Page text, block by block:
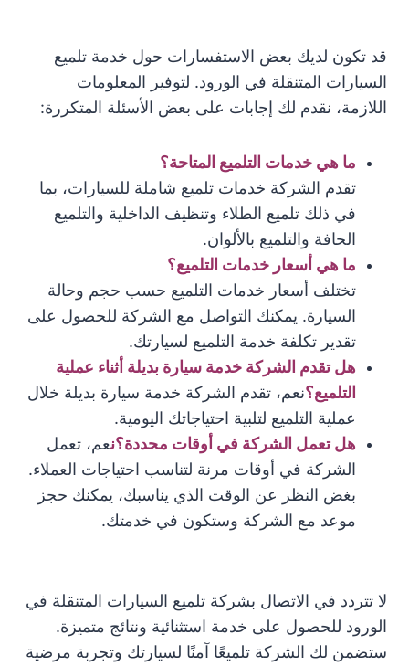
قد تكون لديك بعض الاستفسارات حول خدمة تلميع
السيارات المتنقلة في الورود. لتوفير المعلومات
اللازمة، نقدم لك إجابات على بعض الأسئلة المتكررة:
ما هي خدمات التلميع المتاحة؟
تقدم الشركة خدمات تلميع شاملة للسيارات، بما
في ذلك تلميع الطلاء وتنظيف الداخلية والتلميع
الحافة والتلميع بالألوان.
ما هي أسعار خدمات التلميع؟
تختلف أسعار خدمات التلميع حسب حجم وحالة
السيارة. يمكنك التواصل مع الشركة للحصول على
تقدير تكلفة خدمة التلميع لسيارتك.
هل تقدم الشركة خدمة سيارة بديلة أثناء عملية
التلميع؟نعم، تقدم الشركة خدمة سيارة بديلة خلال
عملية التلميع لتلبية احتياجاتك اليومية.
هل تعمل الشركة في أوقات محددة؟نعم، تعمل
الشركة في أوقات مرنة لتناسب احتياجات العملاء.
بغض النظر عن الوقت الذي يناسبك، يمكنك حجز
موعد مع الشركة وستكون في خدمتك.
لا تتردد في الاتصال بشركة تلميع السيارات المتنقلة في
الورود للحصول على خدمة استثنائية ونتائج متميزة.
ستضمن لك الشركة تلميعًا آمنًا لسيارتك وتجربة مرضية